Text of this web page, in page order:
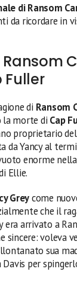
di Ransom
da ricordare in
Fuller
di Ransom
la morte di Cap
proprietario
da Yancy al
enorme
Ellie.
Greycome
che il
era arrivato a
voleva
sua
per